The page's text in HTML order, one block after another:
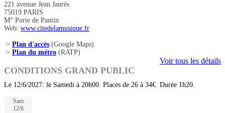
221 avenue Jean Jaurès
75019 PARIS
M° Porte de Pantin
Web: www.citedelamusique.fr
> Plan d'accès (Google Maps)
> Plan du métro (RATP)
Voir tous les détails
CONDITIONS GRAND PUBLIC
Le 12/6/2027: le Samedi à 20h00. Places de 26 à 34€. Durée 1h20.
Sam
12/6